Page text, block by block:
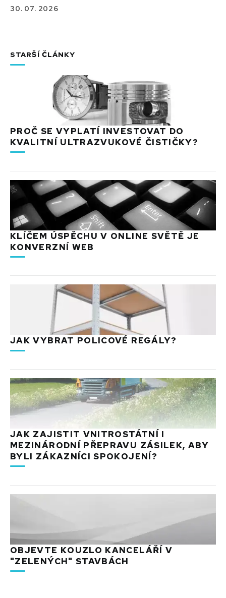
30. 07. 2026
STARŠÍ ČLÁNKY
PROČ SE VYPLATÍ INVESTOVAT DO
KVALITNÍ ULTRAZVUKOVÉ ČISTIČKY?
KLÍČEM ÚSPĚCHU V ONLINE SVĚTĚ JE
KONVERZNÍ WEB
JAK VYBRAT POLICOVÉ REGÁLY?
JAK ZAJISTIT VNITROSTÁTNÍ I
MEZINÁRODNÍ PŘEPRAVU ZÁSILEK, ABY
BYLI ZÁKAZNÍCI SPOKOJENÍ?
OBJEVTE KOUZLO KANCELÁŘÍ V
"ZELENÝCH" STAVBÁCH